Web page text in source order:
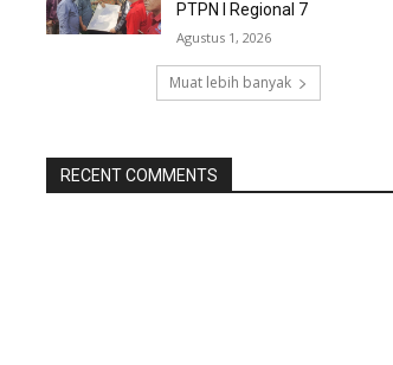
PTPN I Regional 7
Agustus 1, 2026
Muat lebih banyak
RECENT COMMENTS